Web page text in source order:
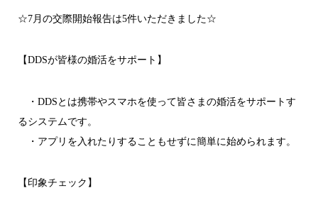
☆7月の交際開始報告は5件いただきました☆
【DDSが皆様の婚活をサポート】
・DDSとは携帯やスマホを使って皆さまの婚活をサポートす
るシステムです。
・アプリを入れたりすることもせずに簡単に始められます。
【印象チェック】